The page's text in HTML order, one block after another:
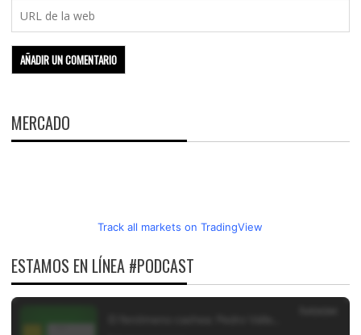
MERCADO
Track all markets on TradingView
ESTAMOS EN LÍNEA #PODCAST